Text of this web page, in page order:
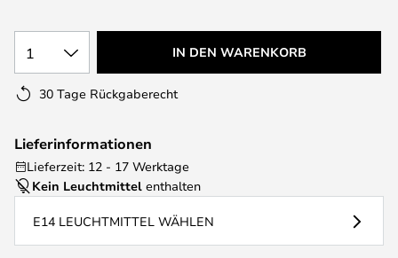
1 IN DEN WARENKORB
30 Tage Rückgaberecht
Lieferinformationen
Lieferzeit: 12 - 17 Werktage
Kein Leuchtmittel enthalten
E14 LEUCHTMITTEL WÄHLEN